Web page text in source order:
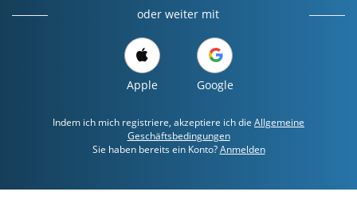
oder weiter mit
Apple Google
Indem ich mich registriere, akzeptiere ich die Allgemeine
Geschäftsbedingungen
Sie haben bereits ein Konto?Anmelden